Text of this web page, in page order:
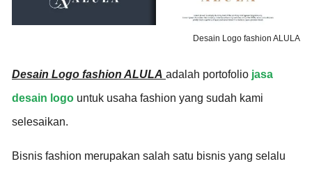
Desain Logo fashion ALULA
Desain Logo fashion ALULA adalah portofolio jasa
desain logo untuk usaha fashion yang sudah kami
selesaikan.
Bisnis fashion merupakan salah satu bisnis yang selalu